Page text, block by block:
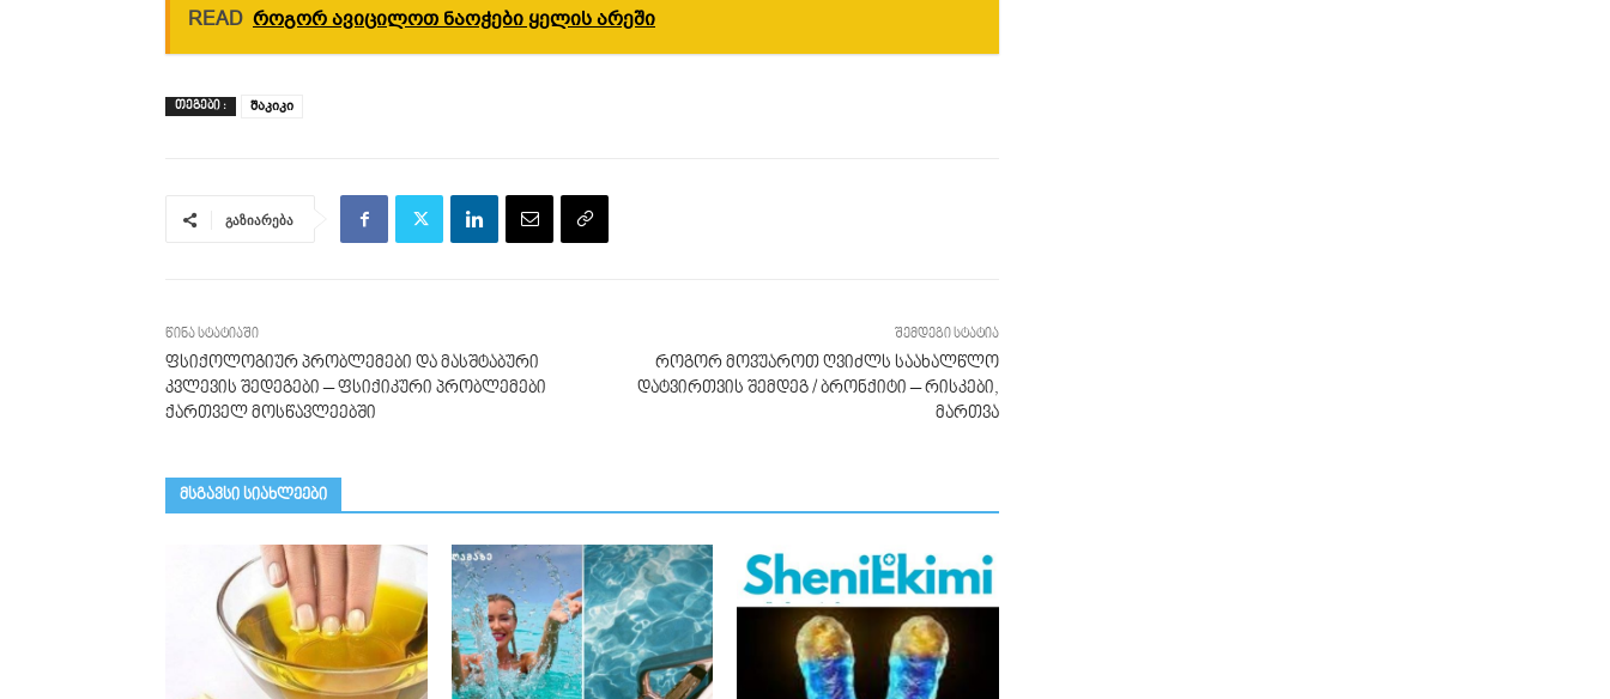
READ როგორ ავიცილოთ ნაოჭები ყელის არეში
ᲗᲔᲒᲔᲑᲘ : შაკიკი
გაზიარება
წინა სტატიაში
ფსიქოლოგიურ პრობლემები და მასშტაბური
კვლევის შედეგები – ფსიქიკური პრობლემები
ქართველ მოსწავლეებში
შემდეგი სტატია
როგორ მოვუაროთ ღვიძლს საახალწლო
დატვირთვის შემდეგ / ბრონქიტი – რისკები,
მართვა
მსგავსი სიახლეები